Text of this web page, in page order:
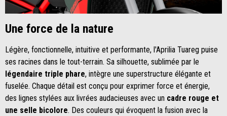
Une force de la nature
Légère, fonctionnelle, intuitive et performante, l'Aprilia Tuareg puise
ses racines dans le tout-terrain. Sa silhouette, sublimée par le
légendaire triple phare, intègre une superstructure élégante et
fuselée. Chaque détail est conçu pour exprimer force et énergie,
des lignes stylées aux livrées audacieuses avec un cadre rouge et
une selle bicolore. Des couleurs qui évoquent la fusion avec la